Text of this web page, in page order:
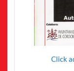
Click